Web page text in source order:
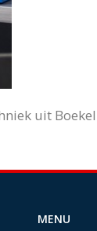
uit Boekel
MENU